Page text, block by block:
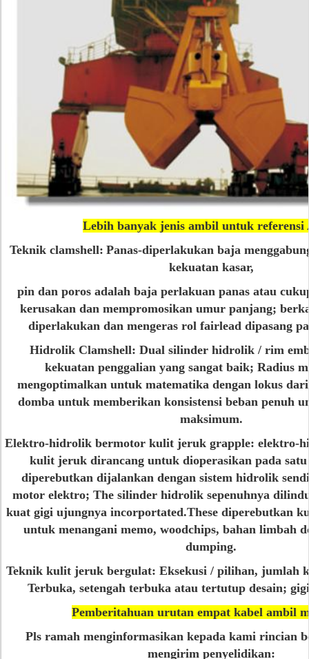
Lebih banyak jenis ambil untuk referensi
Teknik clamshell: Panas-diperlakukan baja
kekuatan kasar,
pin dan poros adalah baja perlakuan panas atau
kerusakan dan mempromosikan umur panjang;
diperlakukan dan mengeras rol fairlead dipasang
Hidrolik Clamshell: Dual silinder hidrolik / rim
kekuatan penggalian yang sangat baik; Radius
mengoptimalkan untuk matematika dengan lokus
domba untuk memberikan konsistensi beban penuh
maksimum.
Elektro-hidrolik bermotor kulit jeruk grapple: elektro-
kulit jeruk dirancang untuk dioperasikan pada
diperebutkan dijalankan dengan sistem hidrolik
motor elektro; The silinder hidrolik sepenuhnya
kuat gigi ujungnya incorportated.These diperebutkan
untuk menangani memo, woodchips, bahan limbah
dumping.
Teknik kulit jeruk bergulat: Eksekusi / pilihan, jumlah
Terbuka, setengah terbuka atau tertutup desain;
Pemberitahuan urutan empat kabel ambil
Pls ramah menginformasikan kepada kami rincian
mengirim penyelidikan: